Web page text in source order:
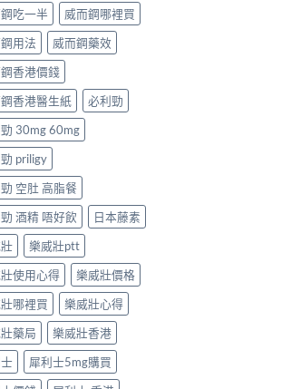
吃一半
威而鋼哪裡買
用法
威而鋼藥效
香港價錢
香港醫生紙
必利勁
30mg 60mg
priligy
空肚 高脂餐
酒精 唔好飲
日本藤素
樂威壯ptt
使用心得
樂威壯價格
哪裡買
樂威壯心得
藥局
樂威壯香港
犀利士5mg購買